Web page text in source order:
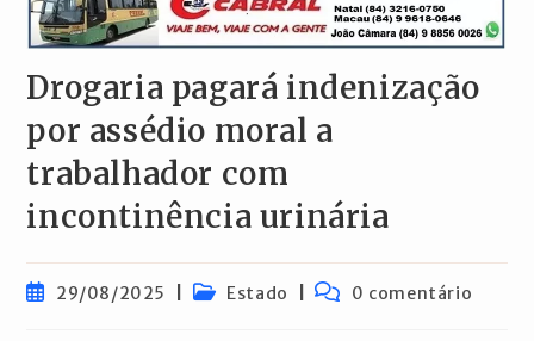
Drogaria pagará indenização
por assédio moral a
trabalhador com
incontinência urinária
Post29/08/2025
Categoria
Estado
Comentários
0 comentário